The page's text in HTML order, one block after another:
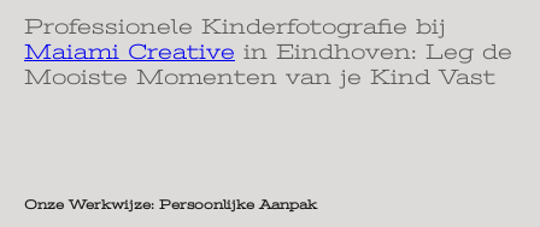
Onze Werkwijze: Persoonlijke Aanpak
Professionele Kinderfotografie bij
Maiami Creative in Eindhoven: Leg de
Mooiste Momenten van je Kind Vast